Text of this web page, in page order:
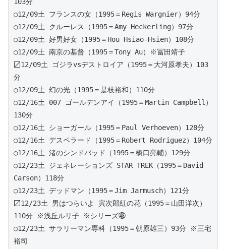
103分
○12/09土 フランスの女（1995＝Regis Wargnier）94分
○12/09土 クルーレス（1995＝Amy Heckerling）97分
○12/09土 好男好女（1995＝Hou Hsiao-Hsien）108分
○12/09土 南京の基督（1995＝Tony Au）※冨田靖子
〼12/09土 ゴジラvsデストロイア（1995＝大河原孝夫）103
分
○12/09土 幻の光（1995＝是枝裕和）110分
○12/16土 007 ゴールデンアイ（1995＝Martin Campbell）
130分
○12/16土 ショーガール（1995＝Paul Verhoeven）128分
○12/16土 デスペラード（1995＝Robert Rodriguez）104分
○12/16土 渚のシンドバッド（1995＝橋口亮輔）129分
○12/23土 ジェネレーションズ STAR TREK（1995＝David
Carson）118分
○12/23土 デッドマン（1995＝Jim Jarmusch）121分
〼12/23土 男はつらいよ 寅次郎紅の花（1995＝山田洋次）
110分 ※浅丘ルリ子 ※シリーズ㊽
○12/23土 サラリーマン専科（1995＝朝原雄三）93分 ※三宅
裕司